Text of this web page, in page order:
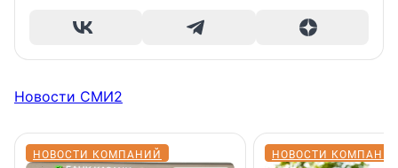
Новости СМИ2
НОВОСТИ КОМПАНИЙ НОВОСТИ